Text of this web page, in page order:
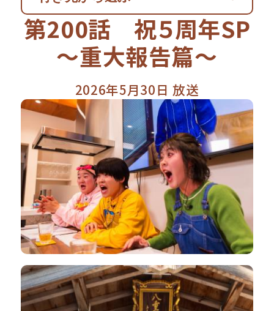
第200話 祝５周年SP
～重大報告篇～
2026年5月30日 放送